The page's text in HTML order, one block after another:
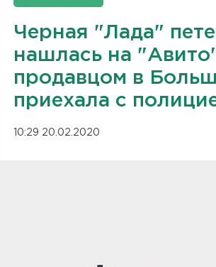
Черная "Лада"
нашлась на
продавцом в
приехала с
10:29 20.02.2020